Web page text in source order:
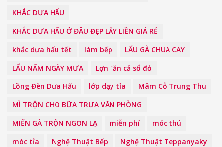
KHẮC DƯA HẤU
KHẮC DƯA HẤU Ở ĐÂU ĐẸP LẤY LIỀN GIÁ RẺ
khắc dưa hấu tết
làm bếp
LẨU GÀ CHUA CAY
LẨU NẤM NGÀY MƯA
Lợn "ăn cả sổ đỏ
Lồng Đèn Dưa Hấu
lớp dạy tỉa
Mâm Cỗ Trung Thu
MÌ TRỘN CHO BỮA TRƯA VĂN PHÒNG
MIẾN GÀ TRỘN NGON LẠ
miễn phí
móc thú
móc tỉa
Nghệ Thuật Bếp
Nghệ Thuật Teppanyaky